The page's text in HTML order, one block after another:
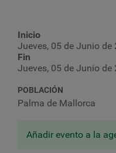
Inicio
Jueves, 05 de Junio de
Fin
Jueves, 05 de Junio de
POBLACIÓN
Palma de Mallorca
Añadir evento a la